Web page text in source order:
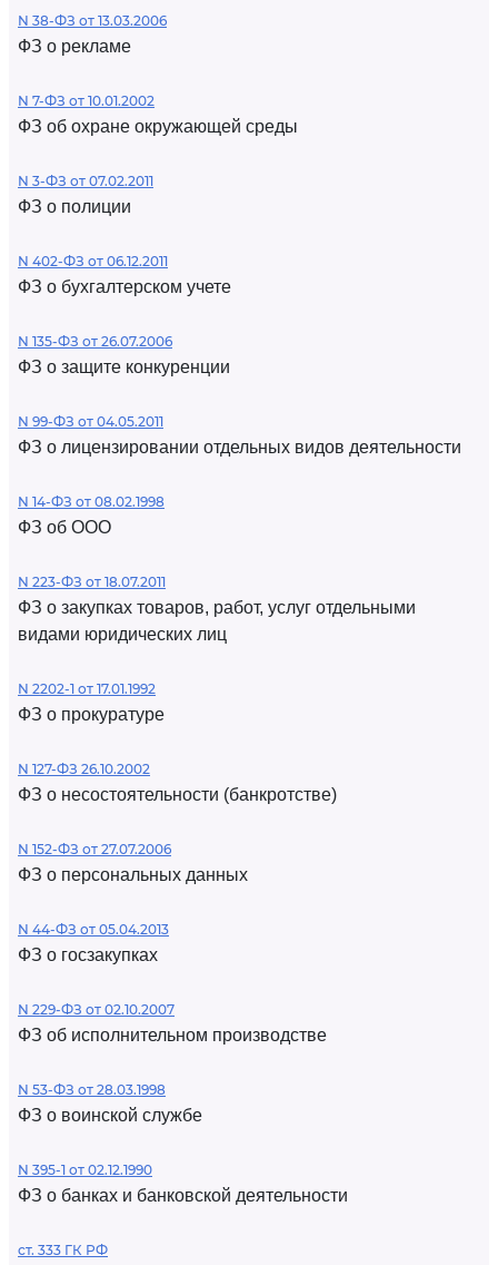
N 38-ФЗ от 13.03.2006
ФЗ о рекламе
N 7-ФЗ от 10.01.2002
ФЗ об охране окружающей среды
N 3-ФЗ от 07.02.2011
ФЗ о полиции
N 402-ФЗ от 06.12.2011
ФЗ о бухгалтерском учете
N 135-ФЗ от 26.07.2006
ФЗ о защите конкуренции
N 99-ФЗ от 04.05.2011
ФЗ о лицензировании отдельных видов деятельности
N 14-ФЗ от 08.02.1998
ФЗ об ООО
N 223-ФЗ от 18.07.2011
ФЗ о закупках товаров, работ, услуг отдельными
видами юридических лиц
N 2202-1 от 17.01.1992
ФЗ о прокуратуре
N 127-ФЗ 26.10.2002
ФЗ о несостоятельности (банкротстве)
N 152-ФЗ от 27.07.2006
ФЗ о персональных данных
N 44-ФЗ от 05.04.2013
ФЗ о госзакупках
N 229-ФЗ от 02.10.2007
ФЗ об исполнительном производстве
N 53-ФЗ от 28.03.1998
ФЗ о воинской службе
N 395-1 от 02.12.1990
ФЗ о банках и банковской деятельности
ст. 333 ГК РФ